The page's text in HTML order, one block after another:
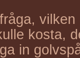
kosta,
in